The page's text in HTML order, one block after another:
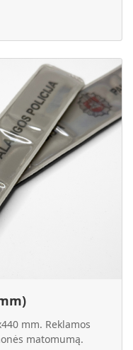
mm. Reklamos
matomumą.